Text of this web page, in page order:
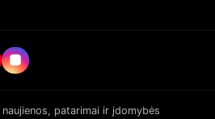
patarimai ir įdomybės